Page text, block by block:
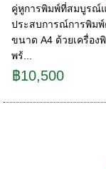
คู่หูการพิมพ์ที่สมบูรณ์
ประสบการณ์การพิมพ์
ขนาด A4 ด้วยเครื่อง
พร้...
฿10,500